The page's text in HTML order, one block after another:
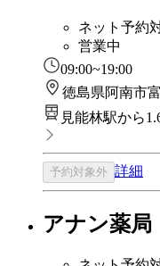
ネット予約
営業中
09:00~19:00
徳島県阿南市
見能林駅から
予約対象外 詳細
アナン薬局